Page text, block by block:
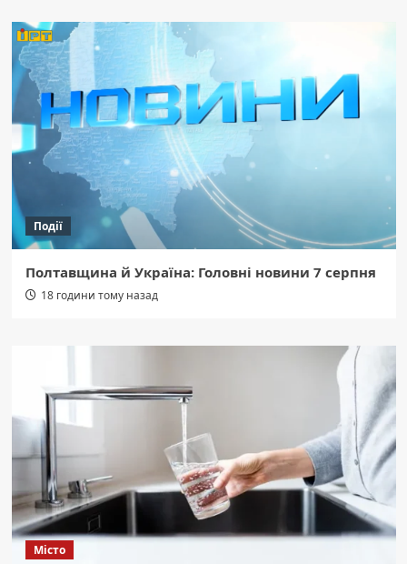
Події
Полтавщина й Україна: Головні новини 7 серпня
18 години тому назад
Місто